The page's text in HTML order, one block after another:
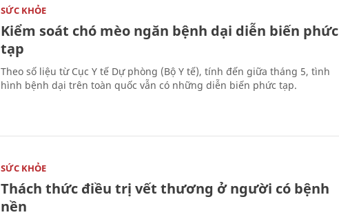
SỨC KHỎE
Kiểm soát chó mèo ngăn bệnh dại diễn biến phức
tạp
Theo số liệu từ Cục Y tế Dự phòng (Bộ Y tế), tính đến giữa tháng 5, tình
hình bệnh dại trên toàn quốc vẫn có những diễn biến phức tạp.
SỨC KHỎE
Thách thức điều trị vết thương ở người có bệnh
nền